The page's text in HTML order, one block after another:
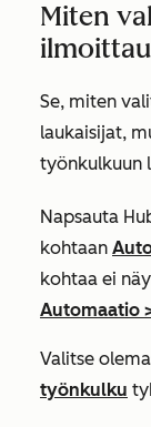
Miten
Se, miten
laukaisijat,
työnkulkuun
Napsauta
kohtaan
kohtaa ei
Automaatio
Valitse
työnkulku